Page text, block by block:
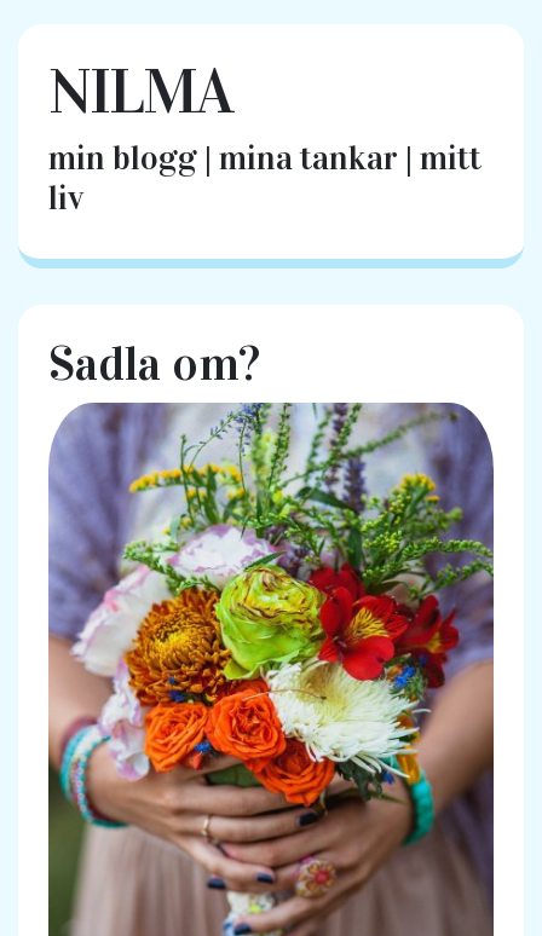
NILMA
min blogg | mina tankar | mitt
liv
Sadla om?